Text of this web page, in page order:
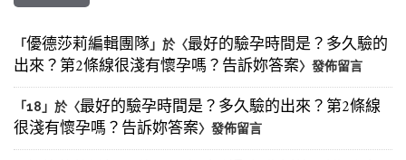
「優德莎莉編輯團隊」於〈最好的驗孕時間是？多久驗的
出來？第2條線很淺有懷孕嗎？告訴妳答案〉發佈留言
「18 」於〈最好的驗孕時間是？多久驗的出來？第2條線
很淺有懷孕嗎？告訴妳答案〉發佈留言